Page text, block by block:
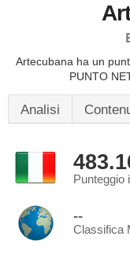
Artecubana ha un
PUNTO
Analisi
Punteggio
--
Classifica